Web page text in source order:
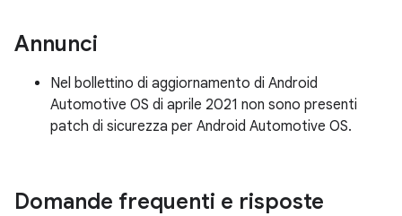
Annunci
Nel bollettino di aggiornamento di Android
Automotive OS di aprile 2021 non sono presenti
patch di sicurezza per Android Automotive OS.
Domande frequenti e risposte